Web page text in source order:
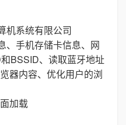
机系统有限公司
、手机存储卡信息、网
BSSID、读取蓝牙地址
器内容、优化用户的浏
加载